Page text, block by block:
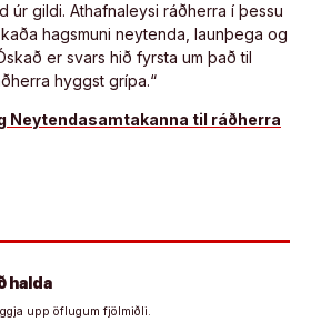
úr gildi. Athafnaleysi ráðherra í þessu
hagsmuni neytenda, launþega og
er svars hið fyrsta um það til
hyggst grípa.“
Neytendasamtakanna til ráðherra
halda
upp öflugum fjölmiðli.